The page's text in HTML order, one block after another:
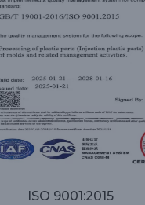
ISO 9001:2015